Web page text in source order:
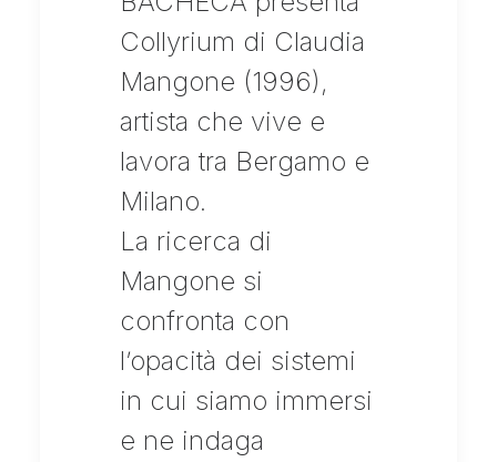
Collyrium di Claudia
Mangone (1996),
artista che vive e
lavora tra Bergamo e
Milano.
La ricerca di
Mangone si
confronta con
l’opacità dei sistemi
in cui siamo immersi
e ne indaga